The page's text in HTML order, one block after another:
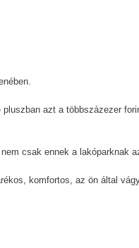
azt a többszázezer
csak ennek a lakóparknak
komfortos, az ön által